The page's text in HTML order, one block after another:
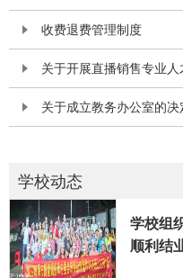
收费退费管理制度
关于开展直播销售专业
关于成立教务办公室的决
学校动态
学校组
顺利结